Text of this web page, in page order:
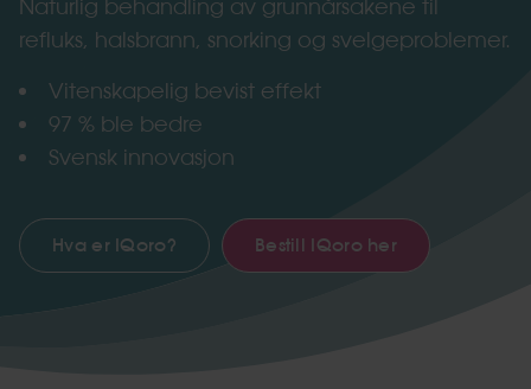
Naturlig behandling av grunnårsakene til
refluks, halsbrann, snorking og svelgeproblemer.
Vitenskapelig bevist effekt
97 % ble bedre
Svensk innovasjon
Hva er IQoro? Bestill IQoro her